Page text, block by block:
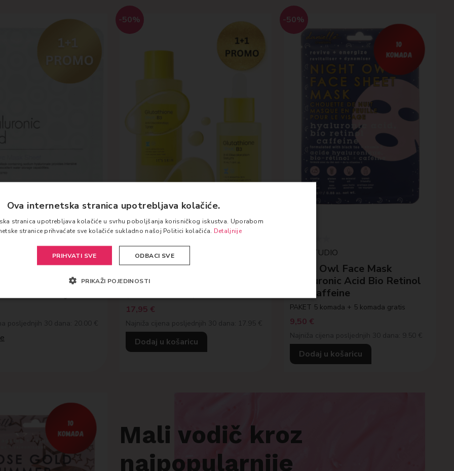
Acid Moisture
posljednjih 30 dana: 20.00 €
-50%
IT'S SKIN
It’s Skin Glutathione Shot B3
Anti-Discoloration Duo
17,95 €
Najniža cijena posljednjih 30 dana: 17.95 €
Dodaj u košaricu
-50%
YES STUDIO
Night Owl Face Mask
Hyaluronic Acid Bio Retinol
and Caffeine
PAKET 5 komada + 5 komada gratis
9,50 €
Najniža cijena posljednjih 30 dana: 9.50 €
Dodaj u košaricu
Mali vodič kroz
najpopularnije
Ova internetska stranica upotrebljava kolačiće.
stranica upotrebljava kolačiće u svrhu poboljšanja korisničkog iskustva. Uporabom
stranice prihvaćate sve kolačiće sukladno našoj Politici kolačića. Detaljnije
PRIHVATI SVE ODBACI SVE
PRIKAŽI POJEDINOSTI